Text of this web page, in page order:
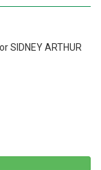
SIDNEY ARTHUR